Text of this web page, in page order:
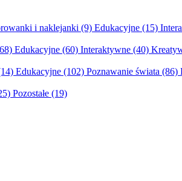
i naklejanki (9) Edukacyjne (15)
Edukacyjne (60) Interaktywne (40)
Edukacyjne (102) Poznawanie świata (86)
Pozostałe (19)